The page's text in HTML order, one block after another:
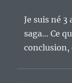
Je suis né
saga… Ce
conclusion,